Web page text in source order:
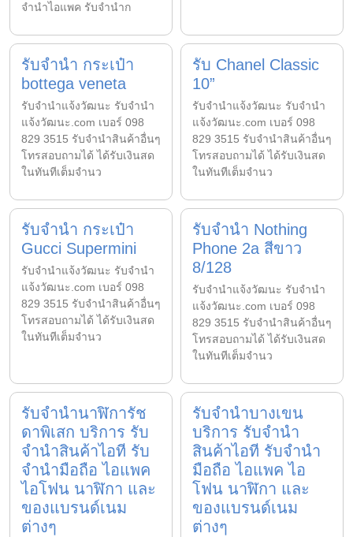
จำนำไอแพค รับจำนำก
รับจำนำ กระเป๋า
bottega veneta
รับจํานําแจ้งวัฒนะ รับจํานํา
แจ้งวัฒนะ.com เบอร์ 098
829 3515 รับจำนำสินค้าอื่นๆ
โทรสอบถามได้ ได้รับเงินสด
ในทันทีเต็มจำนว
รับ Chanel Classic
10”
รับจํานําแจ้งวัฒนะ รับจํานํา
แจ้งวัฒนะ.com เบอร์ 098
829 3515 รับจำนำสินค้าอื่นๆ
โทรสอบถามได้ ได้รับเงินสด
ในทันทีเต็มจำนว
รับจำนำ กระเป๋า
Gucci Supermini
รับจํานําแจ้งวัฒนะ รับจํานํา
แจ้งวัฒนะ.com เบอร์ 098
829 3515 รับจำนำสินค้าอื่นๆ
โทรสอบถามได้ ได้รับเงินสด
ในทันทีเต็มจำนว
รับจำนำ Nothing
Phone 2a สีขาว
8/128
รับจํานําแจ้งวัฒนะ รับจํานํา
แจ้งวัฒนะ.com เบอร์ 098
829 3515 รับจำนำสินค้าอื่นๆ
โทรสอบถามได้ ได้รับเงินสด
ในทันทีเต็มจำนว
รับจำนำนาฬิการัช
ดาพิเสก บริการ รับ
จำนำสินค้าไอที รับ
จำนำมือถือ ไอแพค
ไอโฟน นาฬิกา และ
ของแบรนด์เนม
ต่างๆ
รับจำนำบางเขน
บริการ รับจำนำ
สินค้าไอที รับจำนำ
มือถือ ไอแพค ไอ
โฟน นาฬิกา และ
ของแบรนด์เนม
ต่างๆ